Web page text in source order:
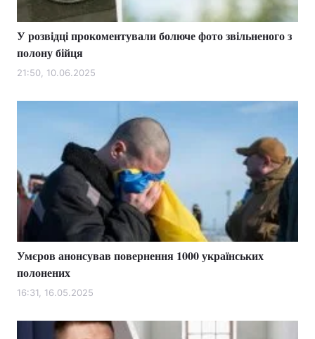
У розвідці прокоментували болюче фото звільненого з
полону бійця
21:50, 10.06.2025
Умєров анонсував повернення 1000 українських
полонених
16:31, 16.05.2025